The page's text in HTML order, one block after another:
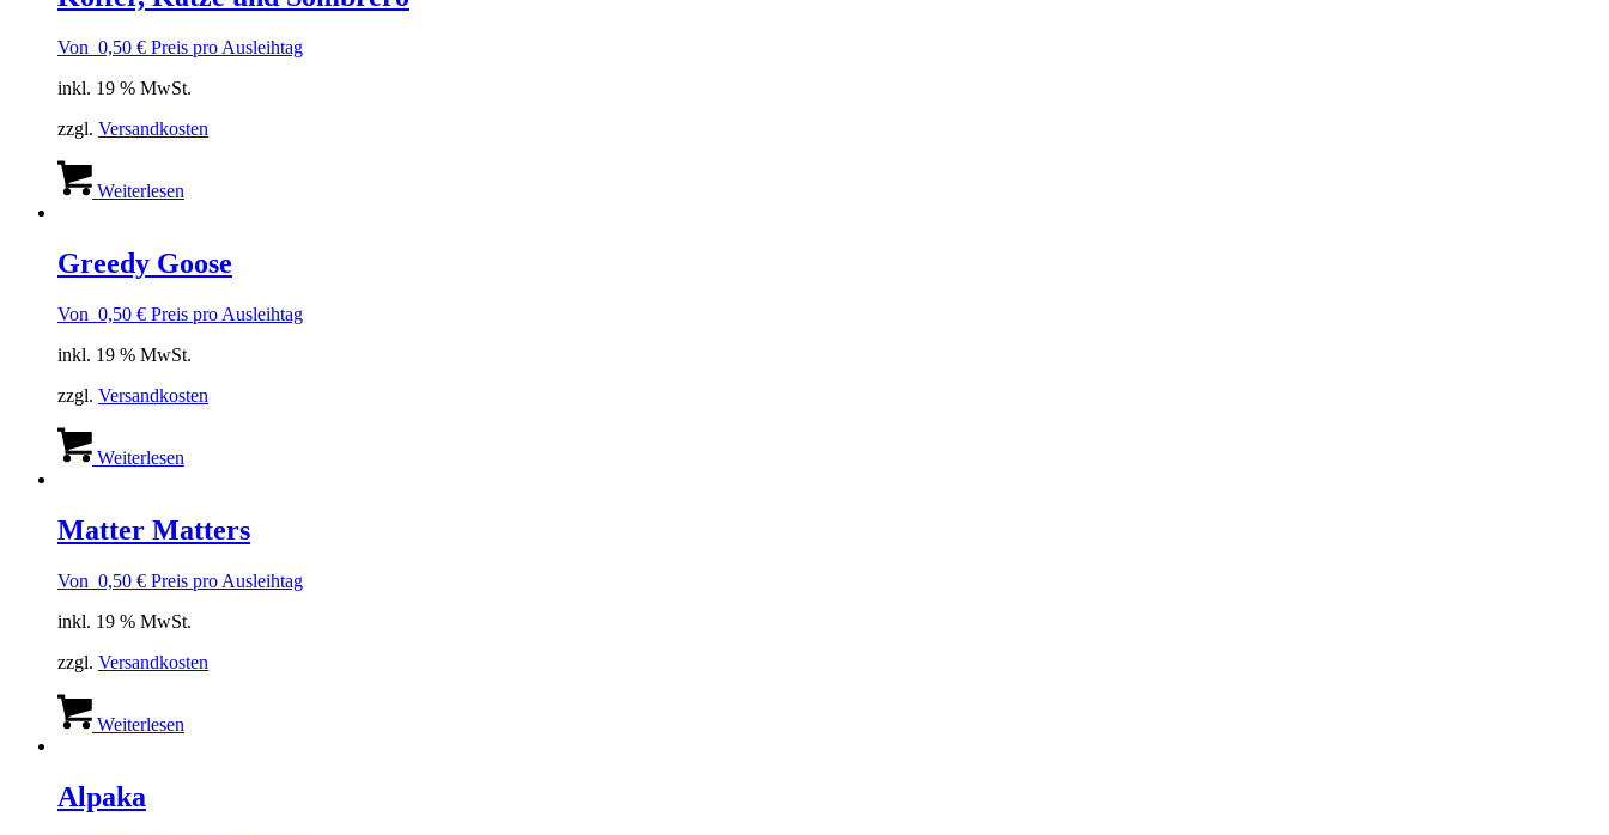
Von 0,50 € Preis pro Ausleihtag
inkl. 19 % MwSt.
zzgl. Versandkosten
Weiterlesen
Greedy Goose
Von 0,50 € Preis pro Ausleihtag
inkl. 19 % MwSt.
zzgl. Versandkosten
Weiterlesen
Matter Matters
Von 0,50 € Preis pro Ausleihtag
inkl. 19 % MwSt.
zzgl. Versandkosten
Weiterlesen
Alpaka